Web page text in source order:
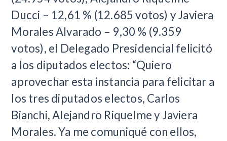
Ducci – 12,61 % (12.685 votos) y Javiera
Morales Alvarado – 9,30 % (9.359
votos), el Delegado Presidencial felicitó
a los diputados electos: “Quiero
aprovechar esta instancia para felicitar a
los tres diputados electos, Carlos
Bianchi, Alejandro Riquelme y Javiera
Morales. Ya me comuniqué con ellos,